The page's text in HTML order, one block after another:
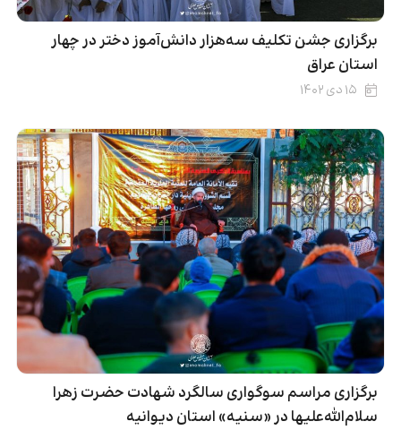
برگزاری جشن تکلیف سه‌هزار دانش‌آموز دختر در چهار
استان عراق
۱۵ دی ۱۴۰۲
برگزاری مراسم سوگواری سالگرد شهادت حضرت زهرا
سلام‌الله‌علیها در «سنیه» استان دیوانیه